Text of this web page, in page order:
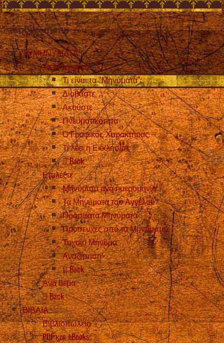
mobile_menu
Τα ΜΗΝΥΜΑΤΑ
Τα Μηνυματα
Τι είναι τα “Μηνύματα”;
Διαβάστε
Ακούστε
Πνευματικότητα
Ο Γραφικός Χαρακτήρας
Τι λέει η Εκκλησία;
Back
Επιλέξτε
Μηνύματα ανά ημερομηνία
Τα Μηνύματα του Αγγέλου
Πρόσφατα Μηνύματα
Προσευχές από τα Μηνύματα
Τυχαίο Μήνυμα
Αναζήτηση
Back
Ανά θέμα
Back
ΒΙΒΛΙΑ
Βιβλιοπωλείο
PDF και eBooks